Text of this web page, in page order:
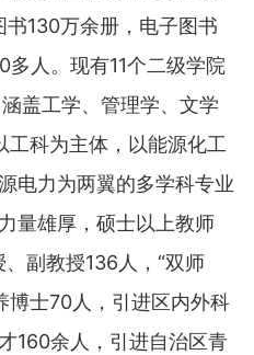
130万余册，电子图书
人。现有11个二级学院
盖工学、管理学、文学
科为主体，以能源化工
电力为两翼的多学科专业
量雄厚，硕士以上教师
副教授136人，“双师
博士70人，引进区内外科
160余人，引进自治区青